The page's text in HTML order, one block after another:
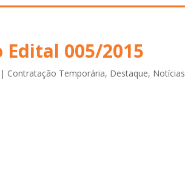
Edital 005/2015
| Contratação Temporária, Destaque, Notícias